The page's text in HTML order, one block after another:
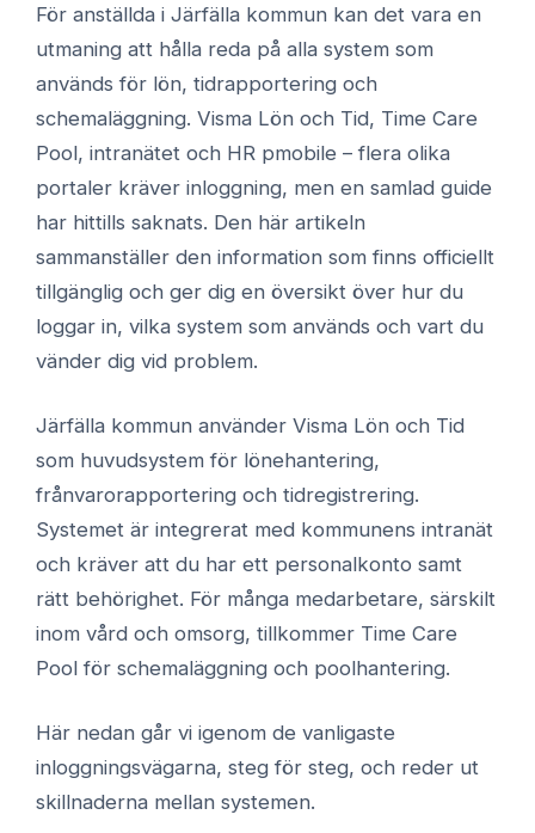
För anställda i Järfälla kommun kan det vara en
utmaning att hålla reda på alla system som
används för lön, tidrapportering och
schemaläggning. Visma Lön och Tid, Time Care
Pool, intranätet och HR pmobile – flera olika
portaler kräver inloggning, men en samlad guide
har hittills saknats. Den här artikeln
sammanställer den information som finns officiellt
tillgänglig och ger dig en översikt över hur du
loggar in, vilka system som används och vart du
vänder dig vid problem.
Järfälla kommun använder Visma Lön och Tid
som huvudsystem för lönehantering,
frånvarorapportering och tidregistrering.
Systemet är integrerat med kommunens intranät
och kräver att du har ett personalkonto samt
rätt behörighet. För många medarbetare, särskilt
inom vård och omsorg, tillkommer Time Care
Pool för schemaläggning och poolhantering.
Här nedan går vi igenom de vanligaste
inloggningsvägarna, steg för steg, och reder ut
skillnaderna mellan systemen.